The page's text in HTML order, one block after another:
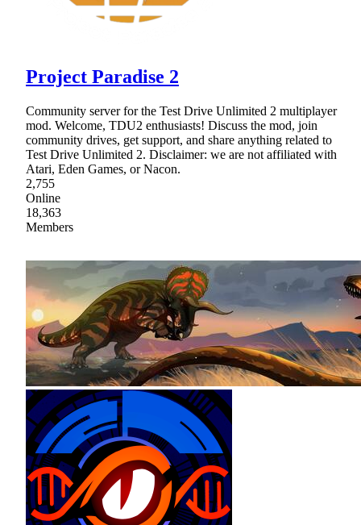
Project Paradise 2
Community server for the Test Drive Unlimited 2 multiplayer
mod. Welcome, TDU2 enthusiasts! Discuss the mod, join
community drives, get support, and share anything related to
Test Drive Unlimited 2. Disclaimer: we are not affiliated with
Atari, Eden Games, or Nacon.
2,755
Online
18,363
Members